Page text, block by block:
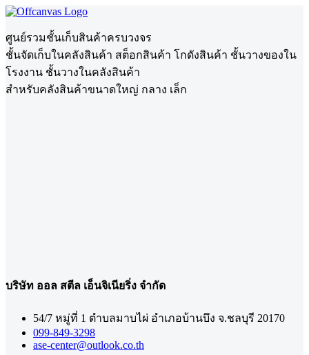
ศูนย์รวมชั้นเก็บสินค้าครบวงจร
ชั้นจัดเก็บในคลังสินค้า สต็อกสินค้า โกดังสินค้า ชั้นวางของใน
โรงงาน ชั้นวางในคลังสินค้า
สำหรับคลังสินค้าขนาดใหญ่ กลาง เล็ก
บริษัท ออล สตีล เอ็นจิเนียริ่ง จำกัด
54/7 หมู่ที่ 1 ตำบลมาบไผ่ อำเภอบ้านบึง จ.ชลบุรี 20170
099-849-3298
ase-center@outlook.co.th